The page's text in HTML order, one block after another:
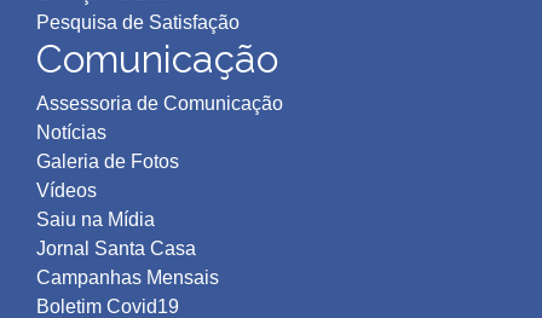
Pesquisa de Satisfação
Comunicação
Assessoria de Comunicação
Notícias
Galeria de Fotos
Vídeos
Saiu na Mídia
Jornal Santa Casa
Campanhas Mensais
Boletim Covid19